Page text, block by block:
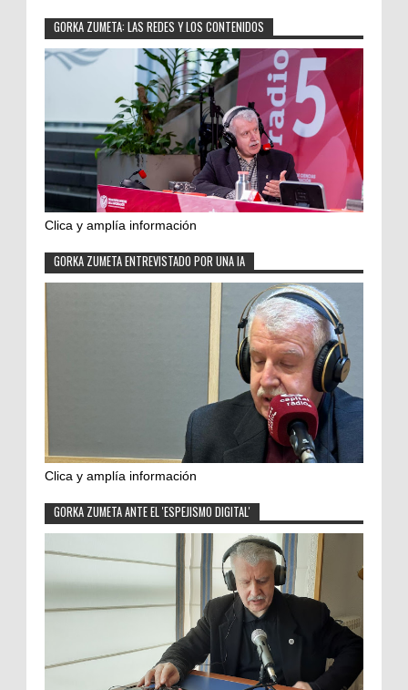
GORKA ZUMETA: LAS REDES Y LOS CONTENIDOS
Clica y amplía información
GORKA ZUMETA ENTREVISTADO POR UNA IA
Clica y amplía información
GORKA ZUMETA ANTE EL 'ESPEJISMO DIGITAL'